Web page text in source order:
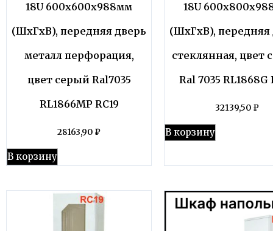
18U 600x600x988мм
(ШхГхВ), передняя дверь
металл перфорация,
цвет серый Ral7035
RL1866MP RC19
28163,90 ₽
В корзину
18U
(ШхГхВ), передняя
стеклянная, цвет
Ral 7035 RL1868G
32139,50 ₽
В корзину